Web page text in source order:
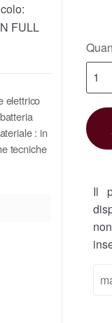
FULL
elettrico
: in
tecniche
Il